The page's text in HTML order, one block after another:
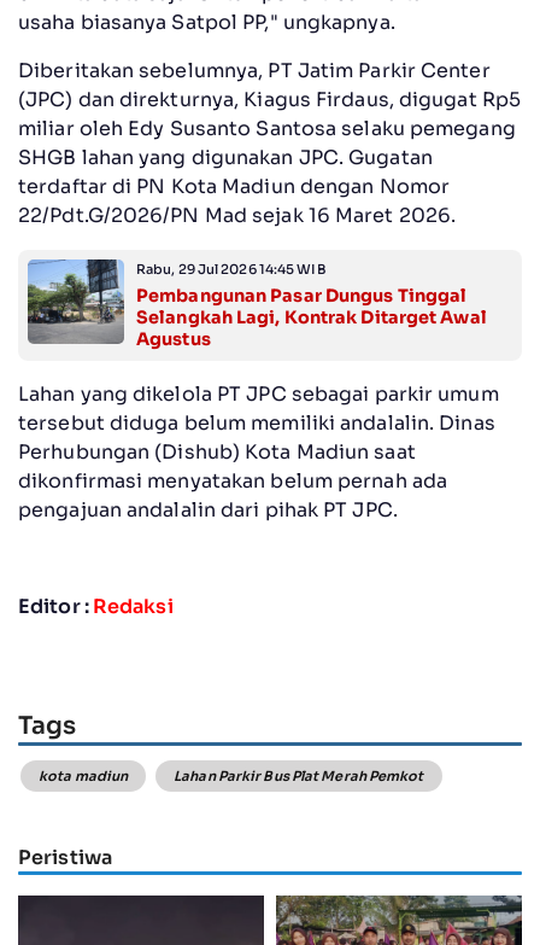
usaha biasanya Satpol PP," ungkapnya.
‎Diberitakan sebelumnya, PT Jatim Parkir Center
(JPC) dan direkturnya, Kiagus Firdaus, digugat Rp5
miliar oleh Edy Susanto Santosa selaku pemegang
SHGB lahan yang digunakan JPC. Gugatan
terdaftar di PN Kota Madiun dengan Nomor
22/Pdt.G/2026/PN Mad sejak 16 Maret 2026.
Rabu, 29 Jul 2026 14:45 WIB
Pembangunan Pasar Dungus Tinggal
Selangkah Lagi, Kontrak Ditarget Awal
Agustus ‎
‎Lahan yang dikelola PT JPC sebagai parkir umum
tersebut diduga belum memiliki andalalin. Dinas
Perhubungan (Dishub) Kota Madiun saat
dikonfirmasi menyatakan belum pernah ada
pengajuan andalalin dari pihak PT JPC.
Editor :Redaksi
Tags
kota madiun Lahan Parkir Bus Plat Merah Pemkot
Peristiwa